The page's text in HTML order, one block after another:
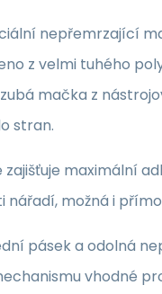
nepřemrzající
z velmi tuhého
mačka z
stran.
maximální
možná i
pásek a odolná
vhodné